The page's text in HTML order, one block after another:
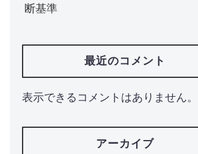
断基準
最近のコメント
表示できるコメントはありません。
アーカイブ